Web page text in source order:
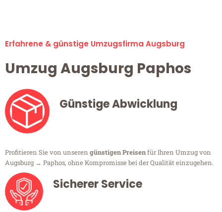
Erfahrene & günstige Umzugsfirma Augsburg
Umzug Augsburg Paphos
Günstige Abwicklung
Profitieren Sie von unseren günstigen Preisenfür Ihren Umzug von
Augsburg → Paphos, ohne Kompromisse bei der Qualität einzugehen.
Sicherer Service